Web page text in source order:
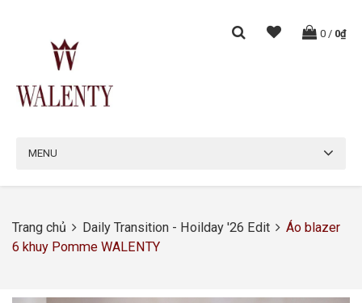
0 / 0₫
MENU
Trang chủ Daily Transition - Hoilday '26 Edit
Áo blazer
6 khuy Pomme WALENTY